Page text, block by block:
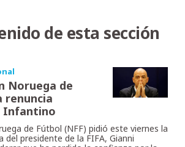
de esta sección
Noruega de
renuncia
Infantino
de Fútbol (NFF) pidió este viernes la
del presidente de la FIFA, Gianni